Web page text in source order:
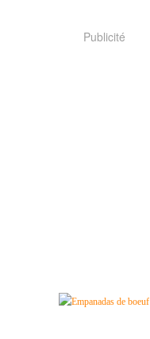
Publicité